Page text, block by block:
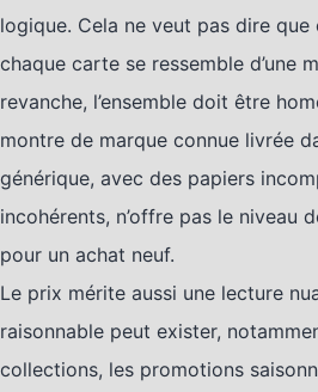
logique. Cela ne veut pas dire
chaque carte se ressemble d’une
revanche, l’ensemble doit être
montre de marque connue livrée
générique, avec des papiers
incohérents, n’offre pas le niveau
pour un achat neuf.
Le prix mérite aussi une lecture
raisonnable peut exister,
collections, les promotions